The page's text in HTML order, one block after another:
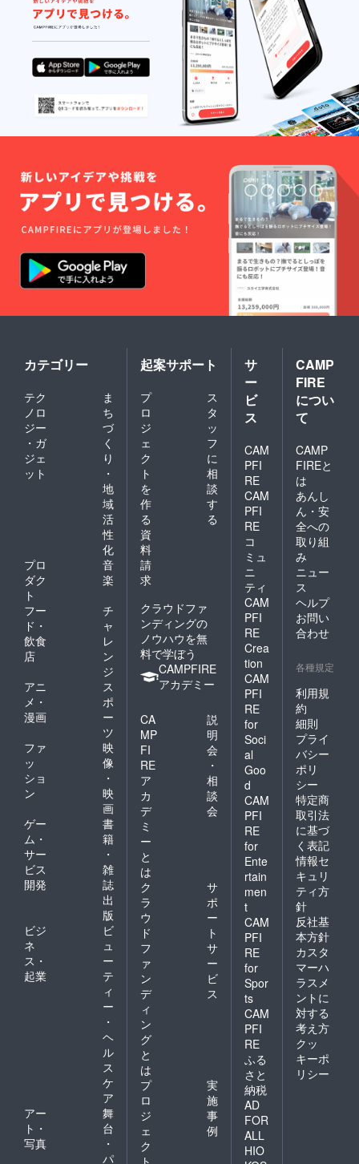
カテゴリー
テク
ノロ
ジー
・ガ
ジェ
ット
ま
ち
づ
く
り
・
地
域
活
性
化
プロ
ダク
ト
音
楽
フー
ド・
飲食
店
チ
ャ
レ
ン
ジ
アニ
メ・
漫画
ス
ポ
ー
ツ
ファ
ッ
ショ
ン
映
像
・
映
画
ゲー
ム・
サー
ビス
開発
書
籍
・
雑
誌
出
版
ビジ
ネ
ス・
起業
ビ
ュ
ー
テ
ィ
ー
・
ヘ
ル
ス
ケ
ア
アー
ト・
写真
舞
台
・
パ
起案サポート
プ
ロ
ジ
ェ
ク
ト
を
作
る
ス
タ
ッ
フ
に
相
談
す
る
資
料
請
求
クラウドファ
ンディングの
ノウハウを無
料で学ぼう
CAMPFIRE
アカデミー
CA
MP
FI
RE
ア
カ
デ
ミ
ー
と
は
説
明
会
・
相
談
会
ク
ラ
ウ
ド
フ
ァ
ン
デ
ィ
ン
グ
と
は
サ
ポ
ー
ト
サ
ー
ビ
ス
プ
ロ
ジ
ェ
ク
実
施
事
例
サ
ー
ビ
ス
CAM
PFI
RE
CAM
PFI
RE
コ
ミュ
ニ
ティ
CAM
PFI
RE
Crea
tion
CAM
PFI
RE
for
Soci
al
Goo
d
CAM
PFI
RE
for
Ente
rtain
men
t
CAM
PFI
RE
for
Spor
ts
CAM
PFI
RE
ふる
さと
納税
AD
FOR
ALL
HIO
CAMP
FIRE
につい
て
CAMP
FIREと
は
あんし
ん・安
全への
取り組
み
ニュー
ス
ヘルプ
お問い
合わせ
各種規定
利用規
約
細則
プライ
バシー
ポリ
シー
特定商
取引法
に基づ
く表記
情報セ
キュリ
ティ方
針
反社基
本方針
カスタ
マーハ
ラスメ
ントに
対する
考え方
クッ
キーポ
リシー